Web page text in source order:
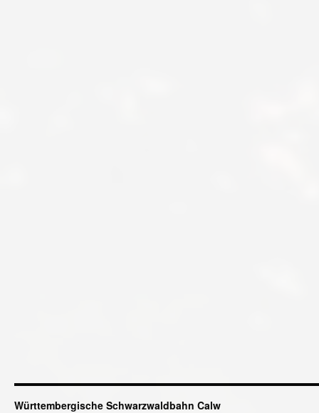
Württembergische Schwarzwaldbahn Calw